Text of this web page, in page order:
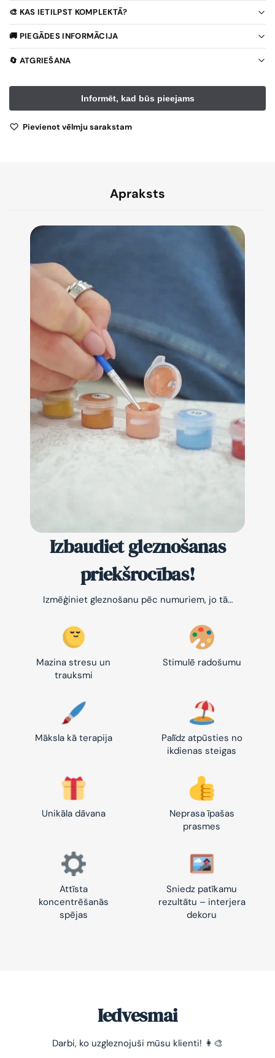
🎨 KAS IETILPST KOMPLEKTĀ?
🚚 PIEGĀDES INFORMĀCIJA
🔄 ATGRIEŠANA
Pievienot vēlmju sarakstam
Apraksts
Izbaudiet gleznošanas
priekšrocības!
Izmēģiniet gleznošanu pēc numuriem, jo tā…
Mazina stresu un
trauksmi
Stimulē radošumu
Māksla kā terapija
Palīdz atpūsties no
ikdienas steigas
Unikāla dāvana
Neprasa īpašas
prasmes
Attīsta
koncentrēšanās
spējas
Sniedz patīkamu
rezultātu – interjera
dekoru
Iedvesmai
Darbi, ko uzgleznojuši mūsu klienti! 👩‍🎨